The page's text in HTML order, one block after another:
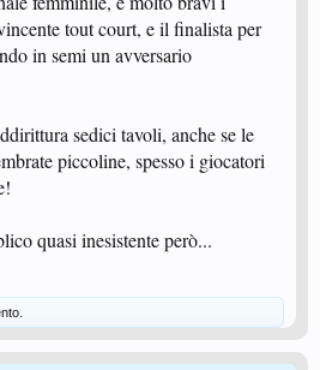
tout court, e il finalista per
in semi un avversario
sedici tavoli, anche se le
piccoline, spesso i giocatori
quasi inesistente però...